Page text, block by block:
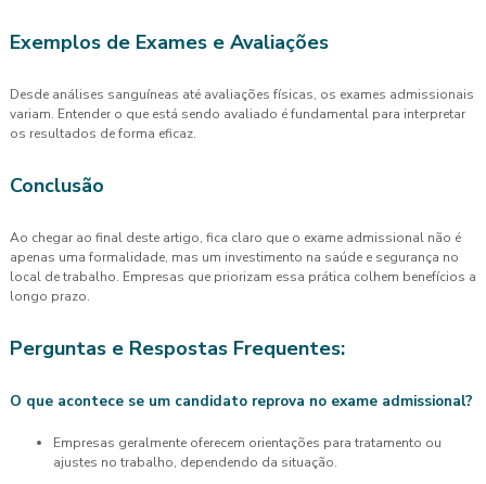
Exemplos de Exames e Avaliações
Desde análises sanguíneas até avaliações físicas, os exames admissionais
variam. Entender o que está sendo avaliado é fundamental para interpretar
os resultados de forma eficaz.
Conclusão
Ao chegar ao final deste artigo, fica claro que o exame admissional não é
apenas uma formalidade, mas um investimento na saúde e segurança no
local de trabalho. Empresas que priorizam essa prática colhem benefícios a
longo prazo.
Perguntas e Respostas Frequentes:
O que acontece se um candidato reprova no exame admissional?
Empresas geralmente oferecem orientações para tratamento ou
ajustes no trabalho, dependendo da situação.